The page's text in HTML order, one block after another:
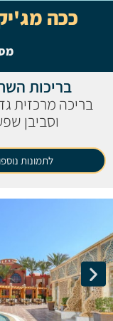
ככה
בריכות
בריכה מרכזית
וסביבן
לתמונות